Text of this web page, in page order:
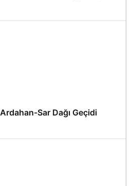
Sar Dağı Geçidi